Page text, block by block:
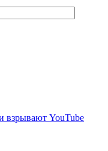
взрывают YouTube